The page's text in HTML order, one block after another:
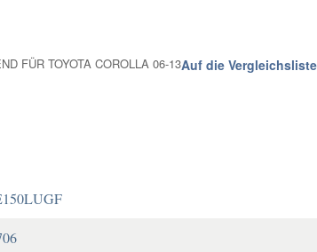
FÜR TOYOTA COROLLA 06-13Auf die Vergleichsliste